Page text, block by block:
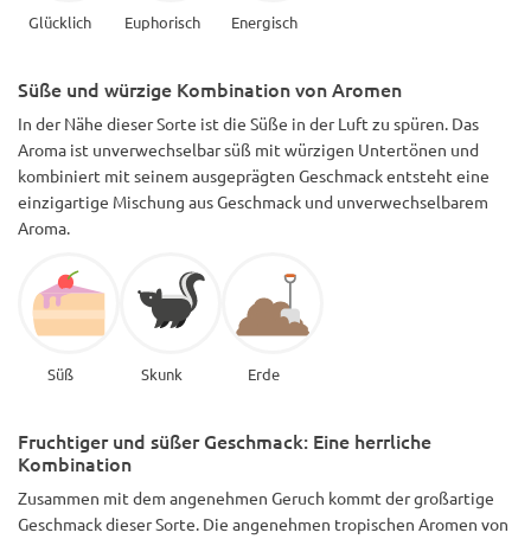
Glücklich Euphorisch Energisch
Süße und würzige Kombination von Aromen
In der Nähe dieser Sorte ist die Süße in der Luft zu spüren. Das
Aroma ist unverwechselbar süß mit würzigen Untertönen und
kombiniert mit seinem ausgeprägten Geschmack entsteht eine
einzigartige Mischung aus Geschmack und unverwechselbarem
Aroma.
Süß Skunk Erde
Fruchtiger und süßer Geschmack: Eine herrliche
Kombination
Zusammen mit dem angenehmen Geruch kommt der großartige
Geschmack dieser Sorte. Die angenehmen tropischen Aromen von